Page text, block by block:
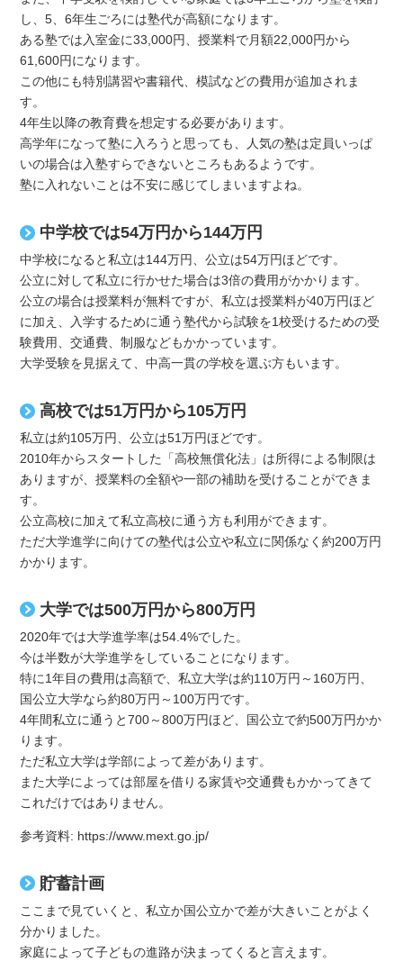
し、5、6年生ごろには塾代が高額になります。
ある塾では入室金に33,000円、授業料で月額22,000円から
61,600円になります。
この他にも特別講習や書籍代、模試などの費用が追加されま
す。
4年生以降の教育費を想定する必要があります。
高学年になって塾に入ろうと思っても、人気の塾は定員いっぱ
いの場合は入塾すらできないところもあるようです。
塾に入れないことは不安に感じてしまいますよね。
中学校では54万円から144万円
中学校になると私立は144万円、公立は54万円ほどです。
公立に対して私立に行かせた場合は3倍の費用がかかります。
公立の場合は授業料が無料ですが、私立は授業料が40万円ほど
に加え、入学するために通う塾代から試験を1校受けるための受
験費用、交通費、制服などもかかっています。
大学受験を見据えて、中高一貫の学校を選ぶ方もいます。
高校では51万円から105万円
私立は約105万円、公立は51万円ほどです。
2010年からスタートした「高校無償化法」は所得による制限は
ありますが、授業料の全額や一部の補助を受けることができま
す。
公立高校に加えて私立高校に通う方も利用ができます。
ただ大学進学に向けての塾代は公立や私立に関係なく約200万円
かかります。
大学では500万円から800万円
2020年では大学進学率は54.4%でした。
今は半数が大学進学をしていることになります。
特に1年目の費用は高額で、私立大学は約110万円～160万円、
国公立大学なら約80万円～100万円です。
4年間私立に通うと700～800万円ほど、国公立で約500万円かか
ります。
ただ私立大学は学部によって差があります。
また大学によっては部屋を借りる家賃や交通費もかかってきて
これだけではありません。
参考資料: https://www.mext.go.jp/
貯蓄計画
ここまで見ていくと、私立か国公立かで差が大きいことがよく
分かりました。
家庭によって子どもの進路が決まってくると言えます。